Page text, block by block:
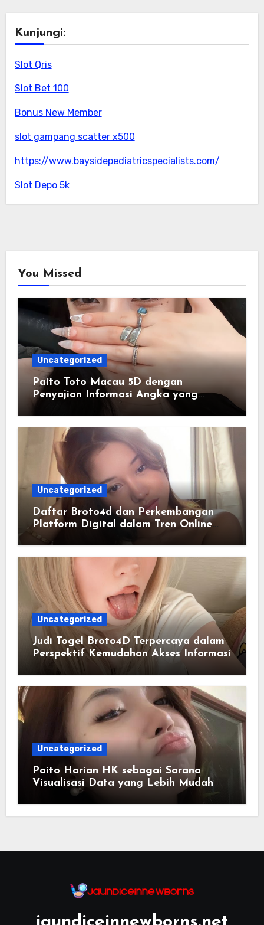
Kunjungi:
Slot Qris
Slot Bet 100
Bonus New Member
slot gampang scatter x500
https://www.baysidepediatricspecialists.com/
Slot Depo 5k
You Missed
Uncategorized
Paito Toto Macau 5D dengan
Penyajian Informasi Angka yang
Lengkap dan Terstruktur
Uncategorized
Daftar Broto4d dan Perkembangan
Platform Digital dalam Tren Online
Masa Kini
Uncategorized
Judi Togel Broto4D Terpercaya dalam
Perspektif Kemudahan Akses Informasi
Uncategorized
Paito Harian HK sebagai Sarana
Visualisasi Data yang Lebih Mudah
Dipahami